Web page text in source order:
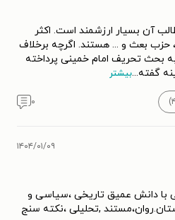
آن بسیار ارزشمند است‌. اکثر
بعث و ... هستند. اگرچه برخلاف
بحث تحریف امام خمینی پرداخته
گفته...بیشتر
۰
۱۴۰۴/۰۱/۰۹
با دانش عمیق تاریخی ،سیاسی و
,تحلیلی ،نکته سنج